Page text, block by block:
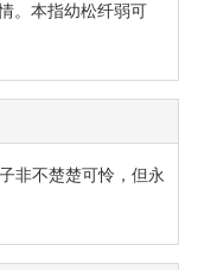
。本指幼松纤弱可
子非不楚楚可怜，但永